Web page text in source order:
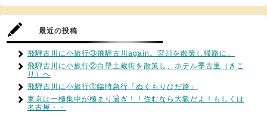
最近の投稿
飛騨古川に小旅行③飛騨古川again。宮川を散策し帰路に。
飛騨古川に小旅行②白壁土蔵街を散策し、ホテル季古里（きこ
り）へ
飛騨古川に小旅行①臨時急行「ぬくもりひだ路」
東京は一極集中が極まり過ぎ！！住むなら大阪だよ！もしくは
名古屋・・